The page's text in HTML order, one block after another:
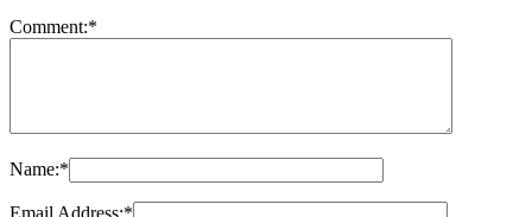
Comment:*
Name:*